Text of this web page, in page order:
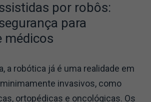
por robôs:
para
médicos
a robótica já é uma realidade em
invasivos, como
ortopédicas e oncológicas. Os